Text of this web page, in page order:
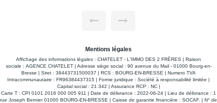
Emplacement de choix : en plein coeur de ville, au
situation privilégiée.Mentions légales
Affichage des informations légales : CHATELET - L'IMMO DES 2 FRÈRES | Raison
sociale : AGENCE CHATELET | Adresse siège social : 90 avenue du Mail - 01000 Bourg-en-
Bresse | Siret : 38443731500037 | RCS : BOURG-EN-BRESSE | Numero TVA
Intracommunautaire : FR96384437315 | Forme juridique : Société à responsabilité limitée |
Capital social : 21 342 | Assurance RCP : NC |
Carte T : CPI 0101 2016 000 005 911 | Date de délivrance : 2022-06-24 | Lieu de délivrance : 1
rue Joseph Bernier 01000 BOURG-EN-BRESSE | Caisse de garantie financière : SOCAF. | N° de